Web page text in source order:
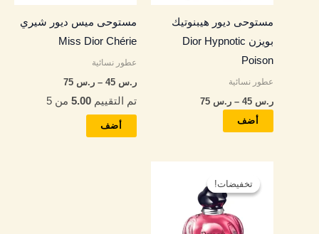
مستوحى ديور هيبنوتيك
بويزن Dior Hypnotic
Poison
عطور نسائية
ر.س – ر.س
أضف
المنتج.
يمكن
اختيار
صفحة
مستوحى ميس ديور شيري
Miss Dior Chérie
عطور نسائية
ر.س – ر.س
تم التقييم 5.00من 5
أضف
المنتج.
يمكن
اختيار
على
صفحة
تخفيضات!
تخفيضات!
من
خلال
⁦ر.س 75⁩
العديد
من
الأشكال